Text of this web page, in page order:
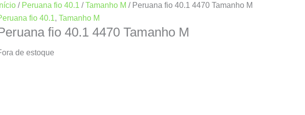
Início / Peruana fio 40.1 /Tamanho M / Peruana fio 40.1 4470 Tamanho M
fio 40.1, Tamanho M
fio 40.1 4470 Tamanho M
de estoque